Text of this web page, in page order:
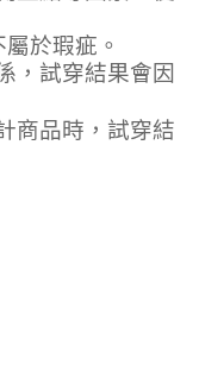
於瑕疵。
，試穿結果會因
商品時，試穿結